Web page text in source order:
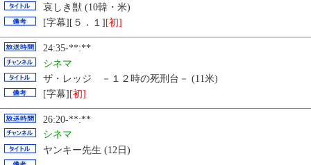
哀しき獣 (10韓・米)
[字幕][５．１] [初]
24:35-**:**
シネマ
ザ・レッジ －１２時の死刑台－ (11米)
[字幕] [初]
26:20-**:**
シネマ
ヤンキー先生 (12日)